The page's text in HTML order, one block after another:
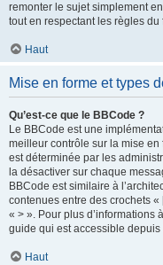
remonter le sujet simplement
tout en respectant les règles du
Haut
Mise en forme et types
Qu’est-ce que le BBCode ?
Le BBCode est une
meilleur contrôle sur la mise en
est déterminée par les
la désactiver sur chaque
BBCode est similaire à
contenues entre des crochets
« > ». Pour plus d’informations
guide qui est accessible
Haut